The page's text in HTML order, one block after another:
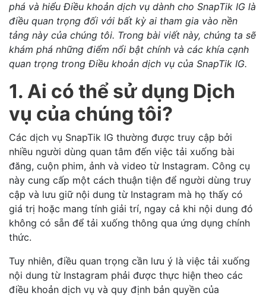
phá và hiểu Điều khoản dịch vụ dành cho SnapTik IG là
điều quan trọng đối với bất kỳ ai tham gia vào nền
tảng này của chúng tôi. Trong bài viết này, chúng ta sẽ
khám phá những điểm nổi bật chính và các khía cạnh
quan trọng trong Điều khoản dịch vụ của SnapTik IG.
1. Ai có thể sử dụng Dịch
vụ của chúng tôi?
Các dịch vụ SnapTik IG thường được truy cập bởi
nhiều người dùng quan tâm đến việc tải xuống bài
đăng, cuộn phim, ảnh và video từ Instagram. Công cụ
này cung cấp một cách thuận tiện để người dùng truy
cập và lưu giữ nội dung từ Instagram mà họ thấy có
giá trị hoặc mang tính giải trí, ngay cả khi nội dung đó
không có sẵn để tải xuống thông qua ứng dụng chính
thức.
Tuy nhiên, điều quan trọng cần lưu ý là việc tải xuống
nội dung từ Instagram phải được thực hiện theo các
điều khoản dịch vụ và quy định bản quyền của